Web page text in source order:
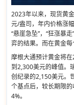
2023年以来，现货黄
元/盎司，年内价格涨
“悬崖急坠”，“狂涨暴
弈的结果。而在黄金每
摩根大通预计黄金将
到2,300美元的峰值。
创纪录的2,150美元。
个基点后，较长期限
4%。